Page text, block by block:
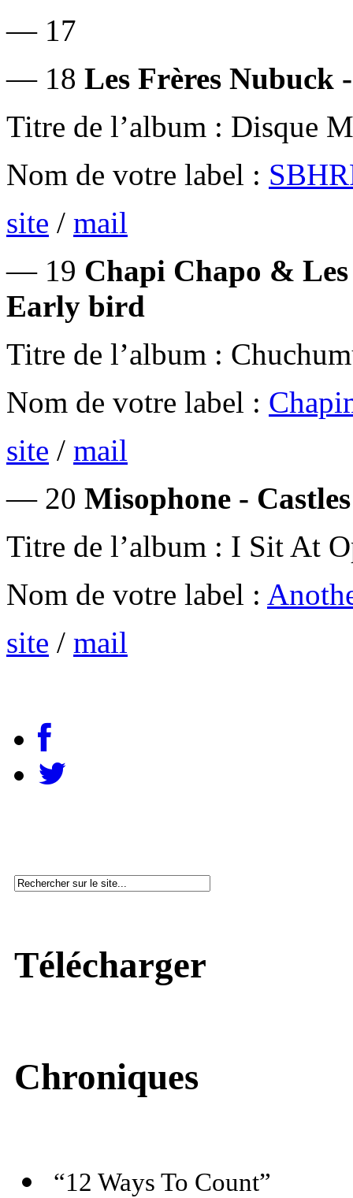
— 17
— 18 Les Frères Nubuck
Titre de l’album : Disque
Nom de votre label :
site / mail
— 19 Chapi Chapo &
Early bird
Titre de l’album :
Nom de votre label :
site / mail
— 20 Misophone -
Titre de l’album : I Sit At
Nom de votre label :
site / mail
Télécharger
Chroniques
“12 Ways To Count”